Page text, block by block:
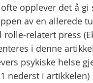
opplever det å
av en allerede
relatert press
i denne
psykiske helse
nederst i artikkelen)